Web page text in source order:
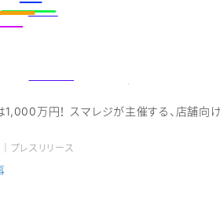
1,000万円！ スマレジが主催する、店舗向
プレスリリース